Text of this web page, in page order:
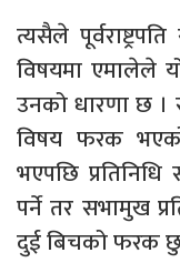
त्यसैले
विषयमा एमालेले
उनको धारणा छ ।
विषय फरक भएको
भएपछि
पर्ने तर सभामुख
दुई बिचको फरक